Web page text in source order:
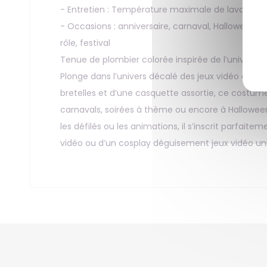
- Entretien : Température maximale de lavage
- Occasions : anniversaire, carnaval,
rôle, festival
Tenue de plombier colorée inspirée de l’univers
Plonge dans l’univers décalé des jeux vidéo
bretelles et d’une casquette assortie, ce
carnavals, soirées à thème ou encore à
les défilés ou les animations, il s’inscrit
vidéo ou d’un cosplay déguisement jeux vidéo